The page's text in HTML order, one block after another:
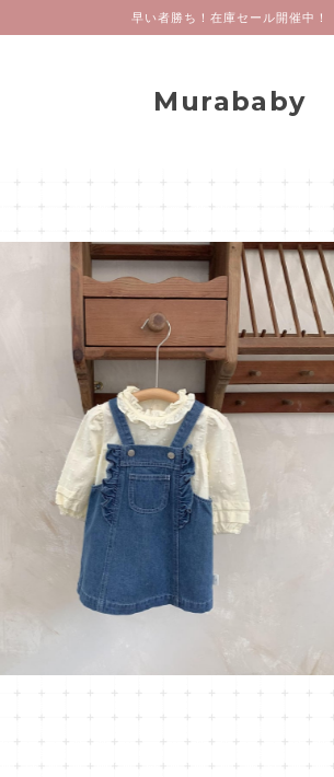
早い者勝ち！在庫セール開催中！
Murababy